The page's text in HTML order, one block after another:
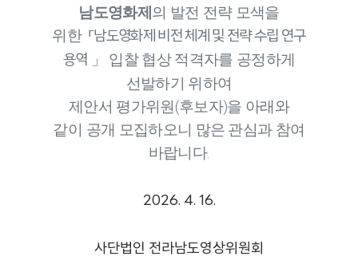
남도영화제 의 발전 전략 모색을
위한 「 남도영화제 비전 체계 및 전략 수립 연구
용역 」
입찰 협상 적격자를 공정하게
선발하기 위하여
제안서 평가위원(후보자)을 아래와
같이 공개 모집하오니 많은 관심과 참여
바랍니다.
2026. 4. 16.
사단법인 전라남도영상위원회